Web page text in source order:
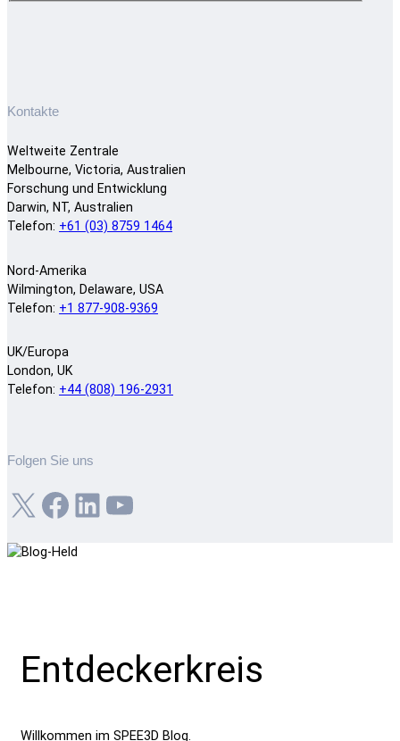
Kontakte
Weltweite Zentrale
Melbourne, Victoria, Australien
Forschung und Entwicklung
Darwin, NT, Australien
Telefon: +61 (03) 8759 1464
Nord-Amerika
Wilmington, Delaware, USA
Telefon: +1 877-908-9369
UK/Europa
London, UK
Telefon: +44 (808) 196-2931
Folgen Sie uns
X Facebook LinkedIn YouTube
Entdeckerkreis
Willkommen im SPEE3D Blog.